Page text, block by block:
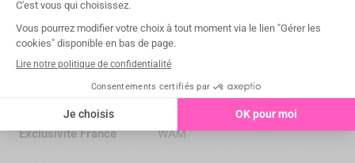
Marque Laschal
Référence PCF-N-45CCR
autoclavable à 135°C/275°F
Exclusivité France WAM